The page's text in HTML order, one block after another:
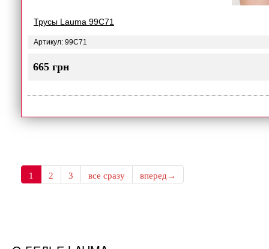
Трусы Lauma 99C71
Артикул: 99C71
665 грн
1 2 3 все сразу вперед→